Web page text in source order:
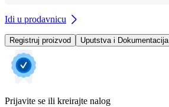
Idi u prodavnicu
Registruj proizvod Uputstva i Dokumentacija
Prijavite se ili kreirajte nalog